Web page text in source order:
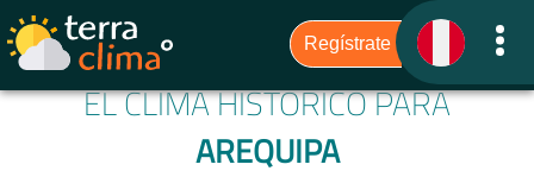
EL CLIMA HISTÓRICO PARA
AREQUIPA